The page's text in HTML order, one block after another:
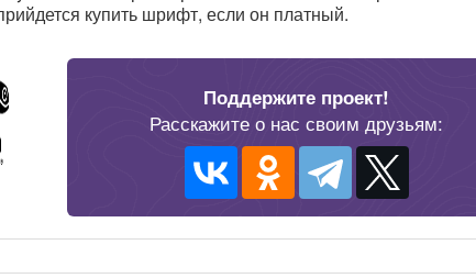
купить шрифт, если он платный.
Поддержите проект!
Расскажите о нас своим друзьям: